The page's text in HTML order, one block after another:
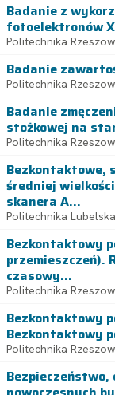
Badanie z
fotoelektronów
Politechnika
Badanie
Politechnika
Badanie
stożkowej na
Politechnika
Bezkontaktowe,
średniej
skanera A...
Politechnika Lubelska
Bezkontaktowy
przemieszczeń).
czasowy...
Politechnika
Bezkontaktowy
Bezkontaktowy
Politechnika